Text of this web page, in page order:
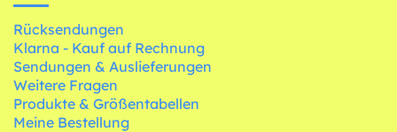
Rücksendungen
Klarna - Kauf auf Rechnung
Sendungen & Auslieferungen
Weitere Fragen
Produkte & Größentabellen
Meine Bestellung